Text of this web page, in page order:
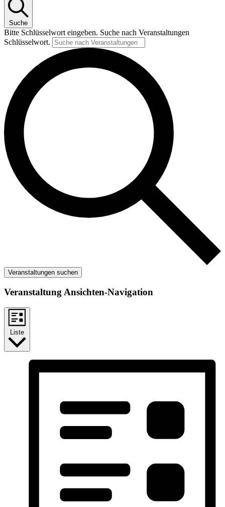
Suche
Bitte Schlüsselwort eingeben. Suche nach Veranstaltungen
Schlüsselwort.
Veranstaltungen suchen
Veranstaltung Ansichten-Navigation
Liste